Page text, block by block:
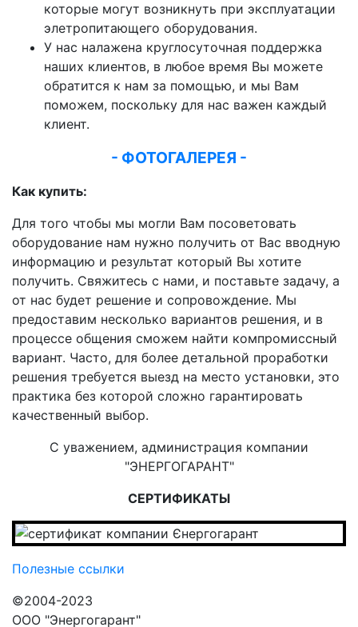
которые могут возникнуть при эксплуатации
элетропитающего оборудования.
У нас налажена круглосуточная поддержка
наших клиентов, в любое время Вы можете
обратится к нам за помощью, и мы Вам
поможем, поскольку для нас важен каждый
клиент.
- ФОТОГАЛЕРЕЯ -
Как купить:
Для того чтобы мы могли Вам посоветовать
оборудование нам нужно получить от Вас вводную
информацию и результат который Вы хотите
получить. Свяжитесь с нами, и поставьте задачу, а
от нас будет решение и сопровождение. Мы
предоставим несколько вариантов решения, и в
процессе общения сможем найти компромиссный
вариант. Часто, для более детальной проработки
решения требуется выезд на место установки, это
практика без которой сложно гарантировать
качественный выбор.
С уважением, администрация компании
"ЭНЕРГОГАРАНТ"
СЕРТИФИКАТЫ
Полезные ссылки
©2004-2023
ООО "Энергогарант"